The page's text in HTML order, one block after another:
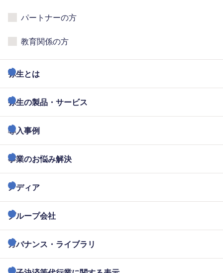
パートナーの方
教育関係の方
弥生とは
弥生の製品・サービス
導入事例
事業のお悩み解決
メディア
グループ会社
ガバナンス・ライブラリ